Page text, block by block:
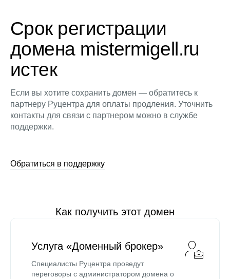
Срок регистрации
домена mistermigell.ru
истек
Если вы хотите сохранить домен — обратитесь к
партнеру Руцентра для оплаты продления. Уточнить
контакты для связи с партнером можно в службе
поддержки.
Обратиться в поддержку
Как получить этот домен
Услуга «Доменный брокер»
Специалисты Руцентра проведут
переговоры с администратором домена о